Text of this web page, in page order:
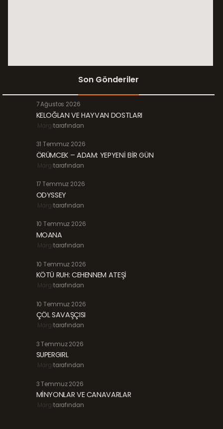
Son Gönderiler
7 Ağustos 2026
KELOĞLAN VE HAYVAN DOSTLARI
Margitarafından
31 Temmuz 2026
ÖRÜMCEK – ADAM: YEPYENİ BİR GÜN
Margitarafından
17 Temmuz 2026
ODYSSEY
Margitarafından
10 Temmuz 2026
MOANA
Margitarafından
10 Temmuz 2026
KÖTÜ RUH: CEHENNEM ATEŞİ
Margitarafından
10 Temmuz 2026
ÇÖL SAVAŞÇISI
Margitarafından
3 Temmuz 2026
SUPERGIRL
Margitarafından
3 Temmuz 2026
MİNYONLAR VE CANAVARLAR
Margitarafından